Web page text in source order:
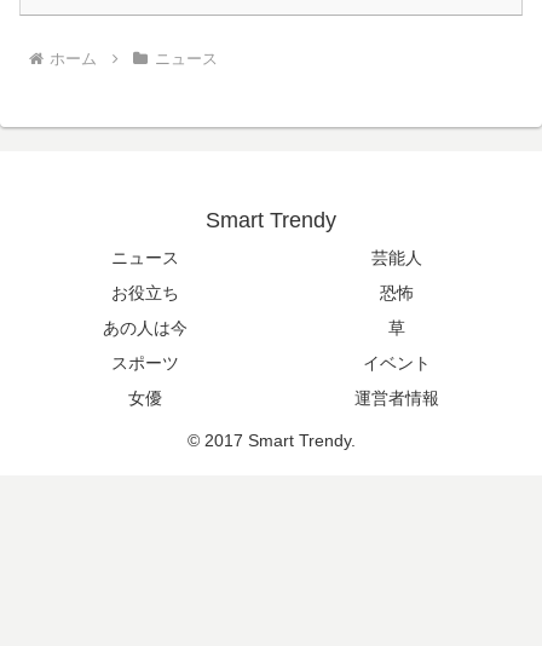
ホーム ニュース
Smart Trendy
ニュース
芸能人
お役立ち
恐怖
あの人は今
草
スポーツ
イベント
女優
運営者情報
© 2017 Smart Trendy.